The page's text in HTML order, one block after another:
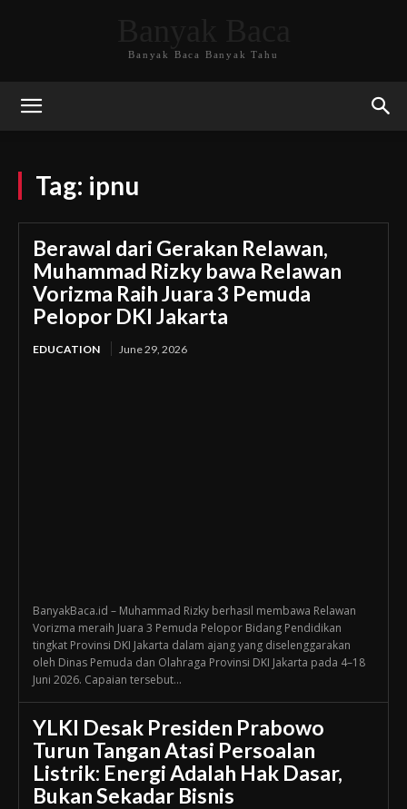
Banyak Baca Banyak Tahu
Tag: ipnu
Berawal dari Gerakan Relawan,
Muhammad Rizky bawa Relawan
Vorizma Raih Juara 3 Pemuda
Pelopor DKI Jakarta
EDUCATION June 29, 2026
BanyakBaca.id – Muhammad Rizky berhasil membawa Relawan
Vorizma meraih Juara 3 Pemuda Pelopor Bidang Pendidikan
tingkat Provinsi DKI Jakarta dalam ajang yang diselenggarakan
oleh Dinas Pemuda dan Olahraga Provinsi DKI Jakarta pada 4–18
Juni 2026. Capaian tersebut...
YLKI Desak Presiden Prabowo
Turun Tangan Atasi Persoalan
Listrik: Energi Adalah Hak Dasar,
Bukan Sekadar Bisnis